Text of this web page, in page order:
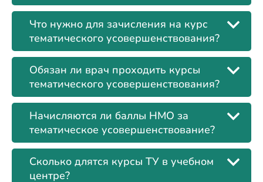
Что нужно для зачисления на курс
тематического усовершенствования?
Обязан ли врач проходить курсы
тематического усовершенствования?
Начисляются ли баллы НМО за
тематическое усовершенствование?
Сколько длятся курсы ТУ в учебном
центре?